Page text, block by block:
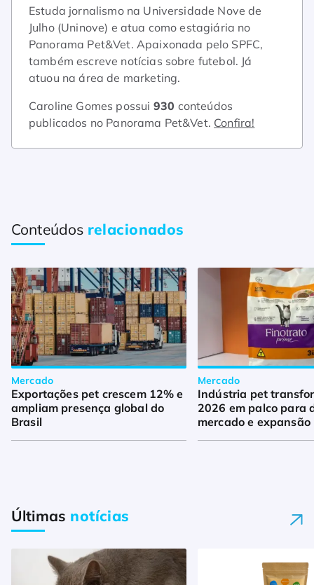
Estuda jornalismo na Universidade Nove de
Julho (Uninove) e atua como estagiária no
Panorama Pet&Vet. Apaixonada pelo SPFC,
também escreve notícias sobre futebol. Já
atuou na área de marketing.
Caroline Gomes possui 930 conteúdos
publicados no Panorama Pet&Vet. Confira!
Conteúdos relacionados
Mercado
Exportações pet crescem 12% e
ampliam presença global do
Brasil
Mercado
Indústria pet
2026 em palco para
mercado e
Últimas notícias